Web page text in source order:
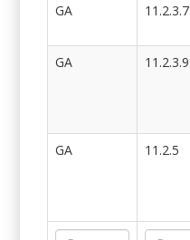
GA
11.2.3.7
GA
11.2.3.9
GA
11.2.5